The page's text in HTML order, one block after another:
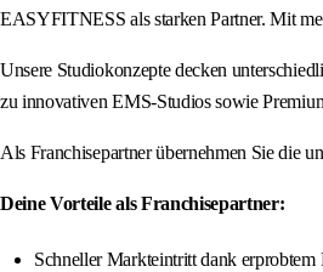
EASYFITNESS als starken Partner. Mit
Unsere Studiokonzepte decken
zu innovativen EMS-Studios sowie
Als Franchisepartner übernehmen Sie die
Deine Vorteile als Franchisepartner:
Schneller Markteintritt dank erprobtem